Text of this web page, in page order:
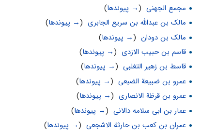
مجمع الجهنی‏
(→ پیوندها)
مالک بن عبدالله بن سریع الجابری (→ پیوندها)
مالک بن دودان‏
(→ پیوندها)
قاسم بن حبیب الازدی (→ پیوندها)
قاسط بن زهیر التغلبی‏
(→ پیوندها)
عمرو بن ضبیعة الضبعی‏
(→ پیوندها)
عمرو بن قرظة الانصاری (→ پیوندها)
عمار بن ابى سلامه دالانى‏
(→ پیوندها)
عمران بن کعب بن حارثة الاشجعی‏
(→ پیوندها)